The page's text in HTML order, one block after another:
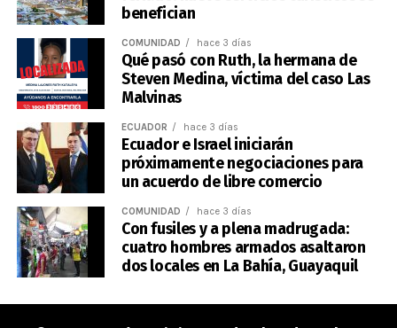
benefician
COMUNIDAD hace 3 días
Qué pasó con Ruth, la hermana de
Steven Medina, víctima del caso Las
Malvinas
ECUADOR hace 3 días
Ecuador e Israel iniciarán
próximamente negociaciones para
un acuerdo de libre comercio
COMUNIDAD hace 3 días
Con fusiles y a plena madrugada:
cuatro hombres armados asaltaron
dos locales en La Bahía, Guayaquil